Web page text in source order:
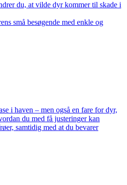
du, at vilde dyr kommer til skade i
små besøgende med enkle og
i haven – men også en fare for dyr,
du med få justeringer kan
samtidig med at du bevarer